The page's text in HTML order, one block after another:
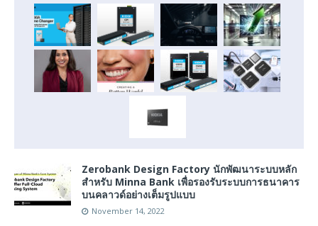
Zerobank Design Factory นักพัฒนาระบบหลัก
สำหรับ Minna Bank เพื่อรองรับระบบการธนาคาร
บนคลาวด์อย่างเต็มรูปแบบ
November 14, 2022